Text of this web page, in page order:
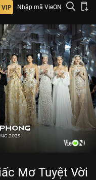
VIP Nhập mã VieON
Mơ Tuyệt Vời